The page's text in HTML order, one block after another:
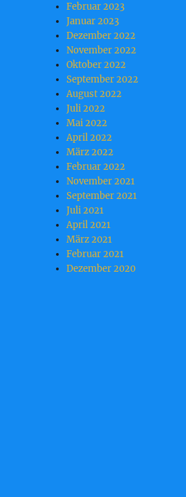
Februar 2023
Januar 2023
Dezember 2022
November 2022
Oktober 2022
September 2022
August 2022
Juli 2022
Mai 2022
April 2022
März 2022
Februar 2022
November 2021
September 2021
Juli 2021
April 2021
März 2021
Februar 2021
Dezember 2020